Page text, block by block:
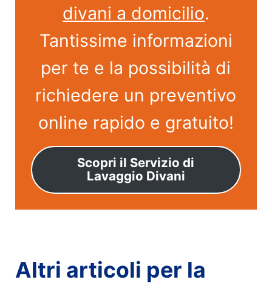
divani a domicilio.
Tantissime informazioni
per te e la possibilità di
richiedere un preventivo
online rapido e gratuito!
Scopri il Servizio di
Lavaggio Divani
Altri articoli per la